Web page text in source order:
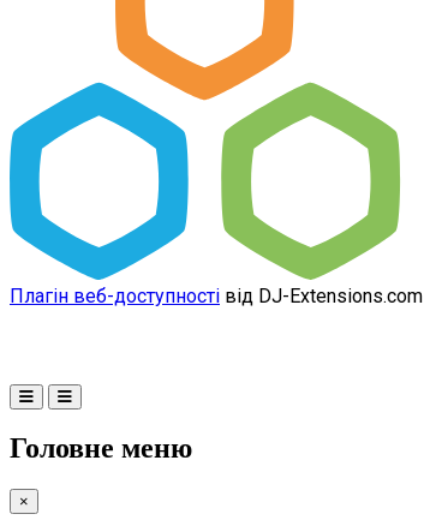
Плагін веб-доступності від DJ-Extensions.com
Головне меню
×